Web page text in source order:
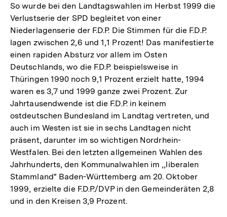
So wurde bei den Landtagswahlen im Herbst 1999 die
Verlustserie der SPD begleitet von einer
Niederlagenserie der F.D.P. Die Stimmen für die F.D.P.
lagen zwischen 2,6 und 1,1 Prozent! Das manifestierte
einen rapiden Absturz vor allem im Osten
Deutschlands, wo die F.D.P. beispielsweise in
Thüringen 1990 noch 9,1 Prozent erzielt hatte, 1994
waren es 3,7 und 1999 ganze zwei Prozent. Zur
Jahrtausendwende ist die F.D.P. in keinem
ostdeutschen Bundesland im Landtag vertreten, und
auch im Westen ist sie in sechs Landtagen nicht
präsent, darunter im so wichtigen Nordrhein-
Westfalen. Bei den letzten allgemeinen Wahlen des
Jahrhunderts, den Kommunalwahlen im ,,liberalen
Stammland" Baden-Württemberg am 20. Oktober
1999, erzielte die F.D.P./DVP in den Gemeinderäten 2,8
und in den Kreisen 3,9 Prozent.